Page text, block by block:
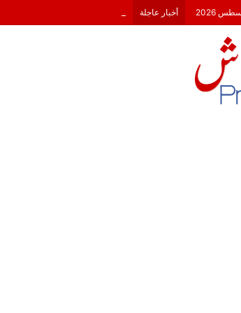
أخبار عاجلة